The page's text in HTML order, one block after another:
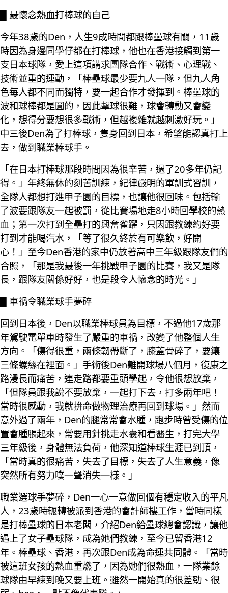
█ 最懷念熱血打棒球的自己
今年38歲的Den，人生9成時間都跟棒壘球有關，11歲
時因為身邊同學仔都在打棒球，他也在香港接觸到第一
支日本球隊，愛上這項講求團隊合作、戰術、心理戰、
技術並重的運動，「棒壘球最少要九人一隊，但九人角
色每人都不同而獨特，要一起合作才發揮到。棒壘球的
波和球棒都是圓的，因此擊球很難，球會轉動又會變
化，想得分要想很多戰術，但越複雜就越刺激好玩。」
中三後Den為了打棒球，隻身回到日本，希望能認真打上
去，做到職業棒球手。
「在日本打棒球那段時間因為很辛苦，過了20多年仍記
得。」年終無休的刻苦訓練，紀律嚴明的軍訓式習訓，
全隊人都想打進甲子園的目標，也讓他很回味。包括輸
了波要跟隊友一起被罰，從比賽場地走8小時回學校的熱
血；第一次打到全壘打的興奮雀躍，只因跟教練約好要
打到才能喝汽水，「等了很久終於有可樂飲，好開
心！」至今Den香港的家中仍放著高中三年級跟隊友們的
合照，「那是我最後一年挑戰甲子園的比賽，我又是隊
長，跟隊友關係好好，也是段令人懷念的時光。」
█ 車禍令職業球手夢碎
回到日本後，Den以職業棒球員為目標，不過他17歲那
年駕駛電單車時發生了嚴重的車禍，改變了他整個人生
方向。「傷得很重，兩條韌帶斷了，膝蓋骨碎了，要鑲
三條螺絲在裡面。」手術後Den離開球場八個月，復康之
路漫長而痛苦，連走路都要重頭學起，令他很想放棄，
「但隊員跟我說不要放棄，一起打下去，打多兩年吧！
當時很感動，我就拚命做物理治療再回到球場。」然而
意外過了兩年，Den的腿常常會水腫，跑步時曾受傷的位
置會腫脹起來，常要用針挑走水囊和看醫生，打完大學
三年級後，身體無法負荷，他深知道棒球生涯已到頂，
「當時真的很痛苦，失去了目標，失去了人生意義，像
突然所有努力噗一聲消失一樣。」
職業選球手夢碎，Den一心一意做回個有穩定收入的平凡
人，23歲時輾轉被派到香港的會計師樓工作，當時同樣
是打棒壘球的日本老闆，介紹Den給壘球總會認識，讓他
遇上了女子壘球隊，成為她們教練，至今已留香港12
年。棒壘球、香港，再次跟Den成為命運共同體。「當時
被這班女孩的熱血重燃了，因為她們很熱血，一隊業餘
球隊由早練到晚又要上班。雖然一開始真的很差勁、很